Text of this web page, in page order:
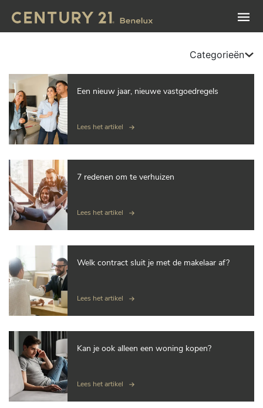
Categorieën
Een nieuw jaar, nieuwe vastgoedregels
Lees het artikel
7 redenen om te verhuizen
Lees het artikel
Welk contract sluit je met de makelaar af?
Lees het artikel
Kan je ook alleen een woning kopen?
Lees het artikel